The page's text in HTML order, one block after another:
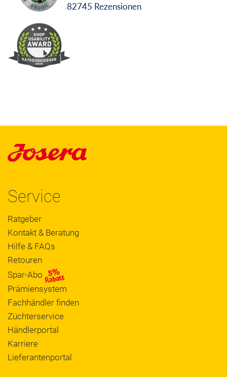
82745 Rezensionen
Service
Ratgeber
Kontakt & Beratung
Hilfe & FAQs
Retouren
Spar-Abo
Prämiensystem
Fachhändler finden
Züchterservice
Händlerportal
Karriere
Lieferantenportal